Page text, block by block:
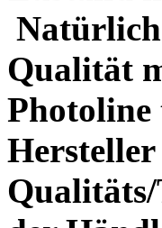
Natürlich
Qualität
Photoline